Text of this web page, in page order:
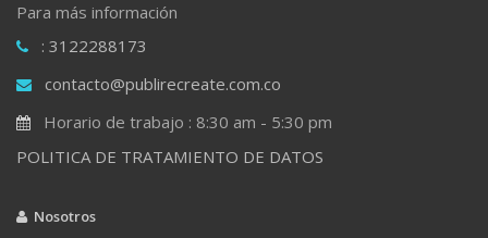
Para más información
: 3122288173
contacto@publirecreate.com.co
Horario de trabajo : 8:30 am - 5:30 pm
POLITICA DE TRATAMIENTO DE DATOS
Nosotros